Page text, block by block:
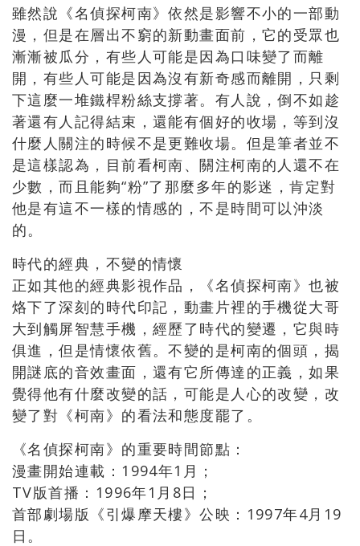
雖然說《名偵探柯南》依然是影響不小的一部動
漫，但是在層出不窮的新動畫面前，它的受眾也
漸漸被瓜分，有些人可能是因為口味變了而離
開，有些人可能是因為沒有新奇感而離開，只剩
下這麼一堆鐵桿粉絲支撐著。有人說，倒不如趁
著還有人記得結束，還能有個好的收場，等到沒
什麼人關注的時候不是更難收場。但是筆者並不
是這樣認為，目前看柯南、關注柯南的人還不在
少數，而且能夠“粉”了那麼多年的影迷，肯定對
他是有這不一樣的情感的，不是時間可以沖淡
的。
時代的經典，不變的情懷
正如其他的經典影視作品，《名偵探柯南》也被
烙下了深刻的時代印記，動畫片裡的手機從大哥
大到觸屏智慧手機，經歷了時代的變遷，它與時
俱進，但是情懷依舊。不變的是柯南的個頭，揭
開謎底的音效畫面，還有它所傳達的正義，如果
覺得他有什麼改變的話，可能是人心的改變，改
變了對《柯南》的看法和態度罷了。
《名偵探柯南》的重要時間節點：
漫畫開始連載：1994年1月；
TV版首播：1996年1月8日；
首部劇場版《引爆摩天樓》公映：1997年4月19
日。